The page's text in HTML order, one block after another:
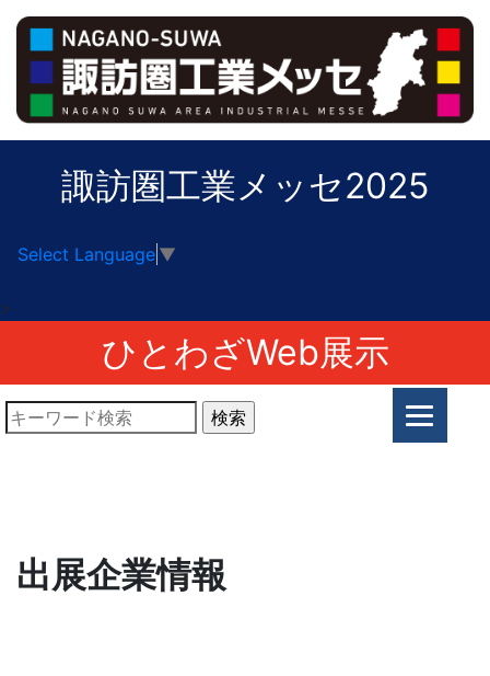
諏訪圏工業メッセ2025
Select Language ▼
>
ひとわざWeb展示
出展企業情報